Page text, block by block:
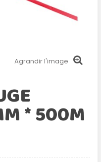
Agrandir l'image
* 500M